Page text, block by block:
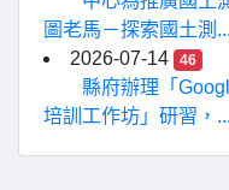
圖老馬－探索國土測...
2026-07-14
46
縣府辦理「
培訓工作坊」研習，...